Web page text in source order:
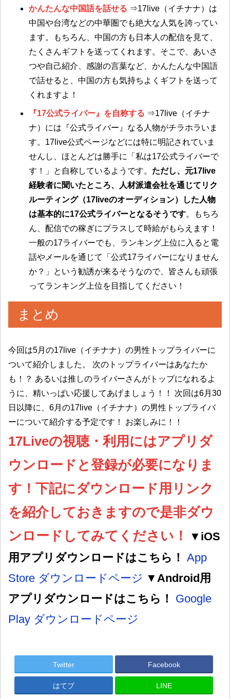
かんたんな中国語を話せる ⇒17live（イチナナ）は
中国や台湾などの中華圏でも絶大な人気を誇ってい
ます。もちろん、中国の方も日本人の配信を見て、
たくさんギフトを送ってくれます。そこで、あいさ
つや自己紹介、感謝の言葉など、かんたんな中国語
で話せると、中国の方も気持ちよくギフトを送って
くれますよ！
『17公式ライバー』を自称する ⇒17live（イチナ
ナ）には『公式ライバー』なる人物がチラホラいま
す。17live公式ページなどには特に明記されていま
せんし、ほとんどは勝手に「私は17公式ライバーで
す！」と自称しているようです。 ただし、元17live
経験者に聞いたところ、人材派遣会社を通じてリク
ルーティング（17liveのオーディション）した人物
は基本的に17公式ライバーとなるそうです。もちろ
ん、配信での稼ぎにプラスして時給がもらえます！
一般の17ライバーでも、ランキング上位に入ると電
話やメールを通じて「公式17ライバーになりません
か？」という勧誘が来るそうなので、皆さんも頑張
ってランキング上位を目指してください！
まとめ
今回は5月の17live（イチナナ）の男性トップライバーに
ついて紹介しました。 次のトップライバーはあなたか
も！？ あるいは推しのライバーさんがトップになれるよ
うに、精いっぱい応援してあげましょう！！ 次回は6月30
日以降に、6月の17live（イチナナ）の男性トップライバ
ーについて紹介する予定です！ お楽しみに！！
17Liveの視聴・利用にはアプリダ
ウンロードと登録が必要になりま
す！下記にダウンロード用リンク
を紹介しておきますので是非ダウ
ンロードしてみてください！
▼iOS
用アプリダウンロードはこちら！ App
Store ダウンロードページ ▼Android用
アプリダウンロードはこちら！
Google
Play ダウンロードページ
Twitter Facebook
はてブ LINE